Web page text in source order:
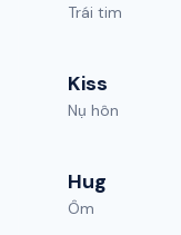
Trái tim
Kiss
Nụ hôn
Hug
Ôm